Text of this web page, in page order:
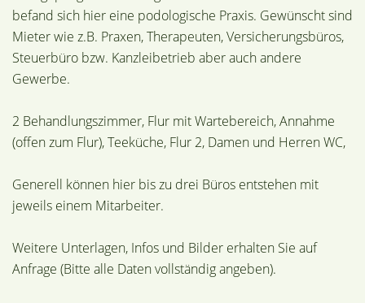
befand sich hier eine podologische Praxis. Gewünscht sind
Mieter wie z.B. Praxen, Therapeuten, Versicherungsbüros,
Steuerbüro bzw. Kanzleibetrieb aber auch andere
Gewerbe.
2 Behandlungszimmer, Flur mit Wartebereich, Annahme
(offen zum Flur), Teeküche, Flur 2, Damen und Herren WC,
Generell können hier bis zu drei Büros entstehen mit
jeweils einem Mitarbeiter.
Weitere Unterlagen, Infos und Bilder erhalten Sie auf
Anfrage (Bitte alle Daten vollständig angeben).